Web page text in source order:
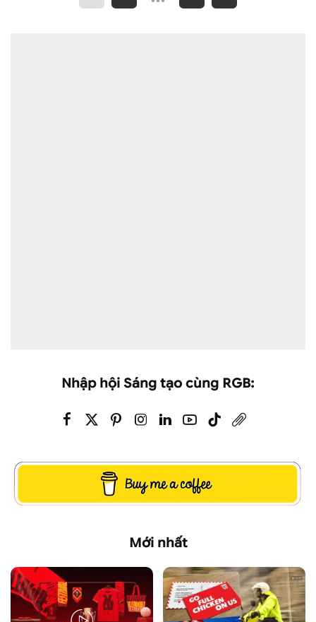
Nhập hội Sáng tạo cùng RGB:
Mới nhất